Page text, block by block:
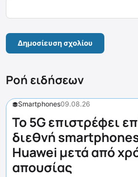
Ροή ειδήσεων
Smartphones09.08.26
Το 5G επιστρέφει
διεθνή
Huawei μετά από
απουσίας